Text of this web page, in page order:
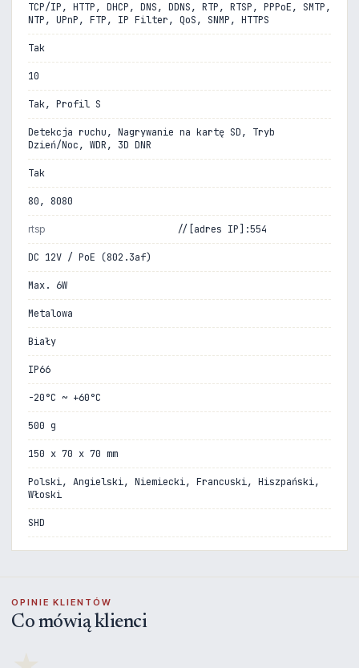
TCP/IP, HTTP, DHCP, DNS, DDNS, RTP, RTSP, PPPoE, SMTP,
NTP, UPnP, FTP, IP Filter, QoS, SNMP, HTTPS
Tak
10
Tak, Profil S
Detekcja ruchu, Nagrywanie na kartę SD, Tryb
Dzień/Noc, WDR, 3D DNR
Tak
80, 8080
rtsp //[adres IP]:554
DC 12V / PoE (802.3af)
Max. 6W
Metalowa
Biały
IP66
-20°C ~ +60°C
500 g
150 x 70 x 70 mm
Polski, Angielski, Niemiecki, Francuski, Hiszpański,
Włoski
SHD
OPINIE KLIENTÓW
Co mówią klienci